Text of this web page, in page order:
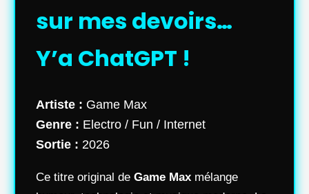
sur mes devoirs…
Y’a ChatGPT !
Artiste : Game Max
Genre : Electro / Fun / Internet
Sortie : 2026
Ce titre original de Game Max mélange